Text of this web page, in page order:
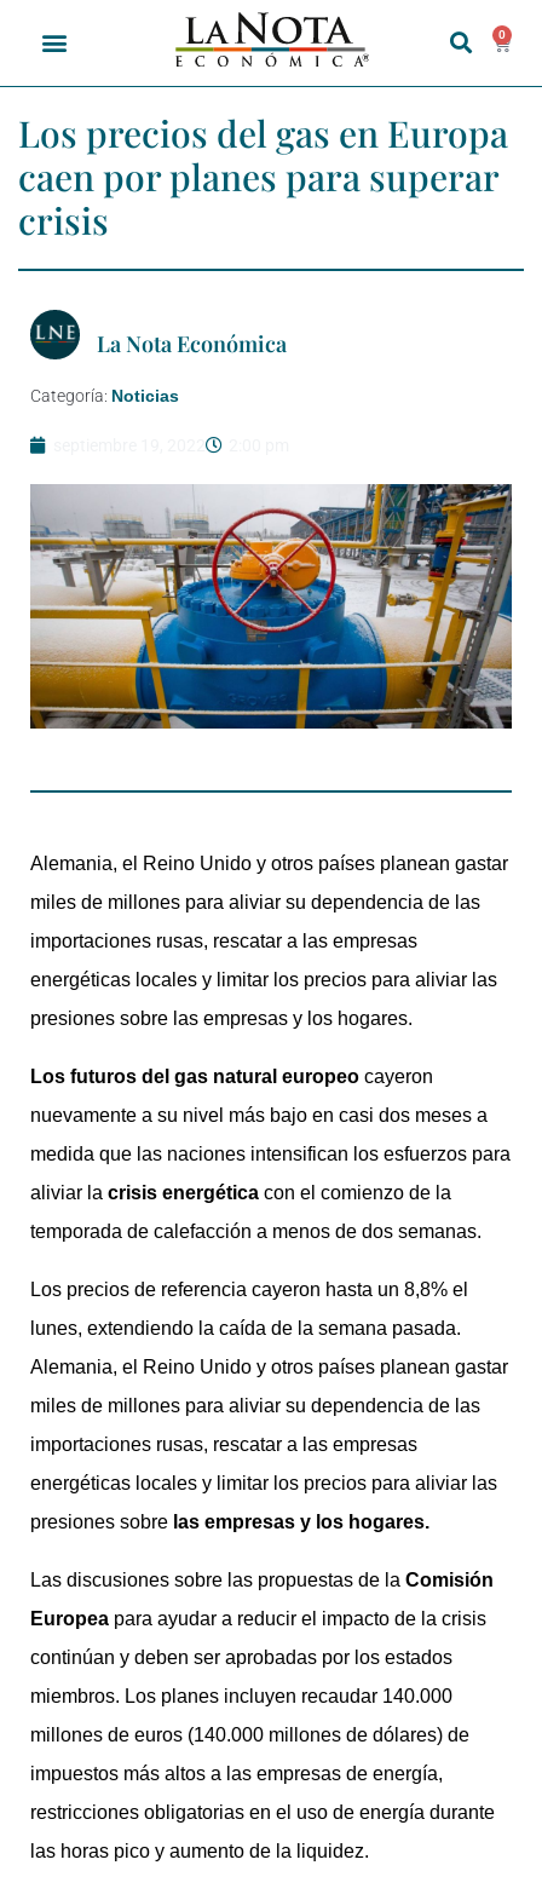
0
Los precios del gas en Europa
caen por planes para superar
crisis
La Nota Económica
Categoría: Noticias
Alemania, el Reino Unido y otros países planean gastar
miles de millones para aliviar su dependencia de las
importaciones rusas, rescatar a las empresas
energéticas locales y limitar los precios para aliviar las
presiones sobre las empresas y los hogares.
Los futuros del gas natural europeo cayeron
nuevamente a su nivel más bajo en casi dos meses a
medida que las naciones intensifican los esfuerzos para
aliviar la crisis energética con el comienzo de la
temporada de calefacción a menos de dos semanas.
Los precios de referencia cayeron hasta un 8,8% el
lunes, extendiendo la caída de la semana pasada.
Alemania, el Reino Unido y otros países planean gastar
miles de millones para aliviar su dependencia de las
importaciones rusas, rescatar a las empresas
energéticas locales y limitar los precios para aliviar las
presiones sobre las empresas y los hogares.
Las discusiones sobre las propuestas de la Comisión
Europea para ayudar a reducir el impacto de la crisis
continúan y deben ser aprobadas por los estados
miembros. Los planes incluyen recaudar 140.000
millones de euros (140.000 millones de dólares) de
impuestos más altos a las empresas de energía,
restricciones obligatorias en el uso de energía durante
las horas pico y aumento de la liquidez.